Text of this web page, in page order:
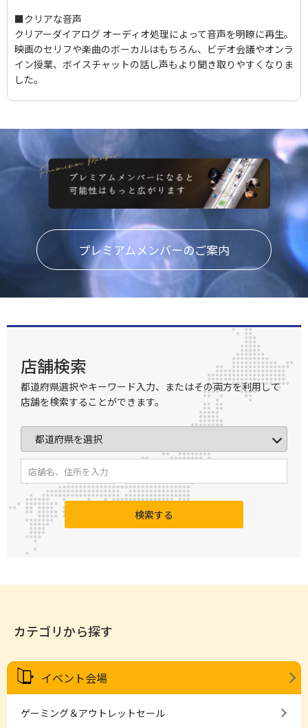
■クリアな音声
クリアーダイアログ オーディオ処理によって音声を明瞭に再生。
映画のセリフや楽曲のボーカルはもちろん、ビデオ会議やオンラ
イン授業、ボイスチャットの話し声もより聞き取りやすくなりま
した。
プレミアムメンバーのご案内
店舗検索
都道府県選択やキーワード入力、またはその両方を利用して
店舗を検索することができます。
検索する
カテゴリから探す
イベント会場
ゲーミング＆アウトレットセール